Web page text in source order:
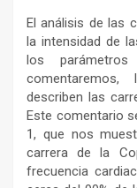
El análisis de las
la intensidad de
los
describen las
Este comentario
1, que nos
carrera de la
frecuencia